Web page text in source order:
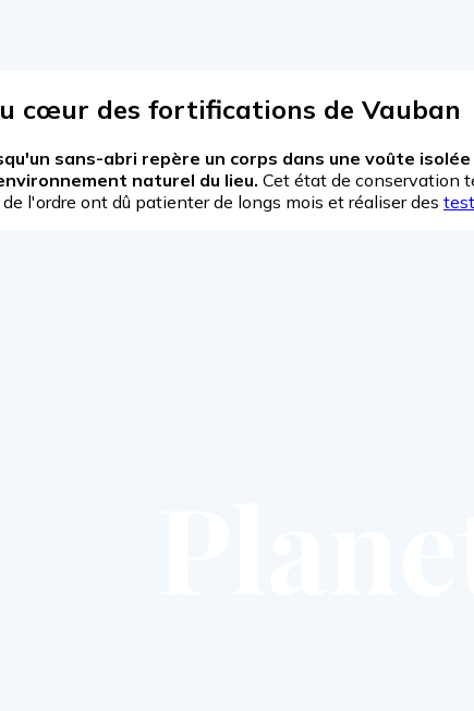
cœur des fortifications de Vauban
sans-abri repère un corps dans une voûte
naturel du lieu. Cet état de conservation
l'ordre ont dû patienter de longs mois et réaliser des